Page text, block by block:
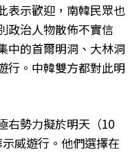
表示歡迎，南韓民眾也
政治人物散佈不實信
中的首爾明洞、大林洞
行。中韓雙方都對此明
右勢力擬於明天（10
威遊行。他們選擇在